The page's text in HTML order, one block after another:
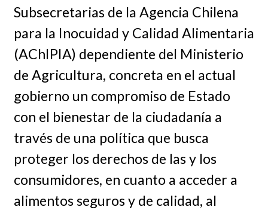
Subsecretarias de la Agencia Chilena
para la Inocuidad y Calidad Alimentaria
(AChIPIA) dependiente del Ministerio
de Agricultura, concreta en el actual
gobierno un compromiso de Estado
con el bienestar de la ciudadanía a
través de una política que busca
proteger los derechos de las y los
consumidores, en cuanto a acceder a
alimentos seguros y de calidad, al